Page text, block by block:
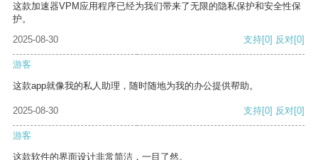
这款加速器VPM应用程序已经为我们带来了无限的隐私保护和安全性保
护。
2025-08-30
支持[0] 反对[0]
游客
这款app就像我的私人助理，随时随地为我的办公提供帮助。
2025-08-30 支持[0] 反对[0]
游客
这款软件的界面设计非常简洁，一目了然。